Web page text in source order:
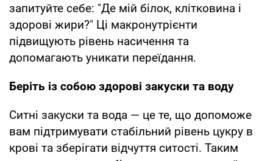
запитуйте себе: "Де мій білок, клітковина і
здорові жири?" Ці макронутрієнти
підвищують рівень насичення та
допомагають уникати переїдання.
Беріть із собою здорові закуски та воду
Ситні закуски та вода — це те, що допоможе
вам підтримувати стабільний рівень цукру в
крові та зберігати відчуття ситості. Таким